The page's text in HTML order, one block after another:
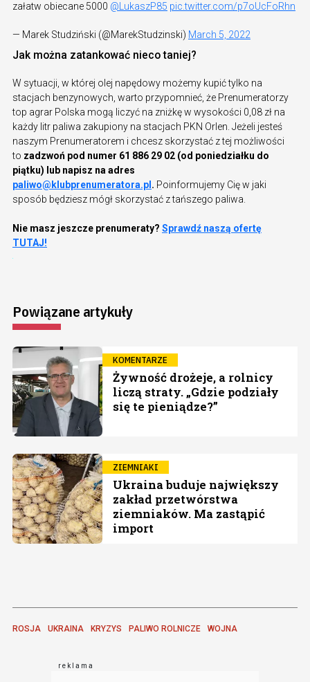
załatw obiecane 5000 @LukaszP85 pic.twitter.com/p7oUcFoRhn
— Marek Studziński (@MarekStudzinski) March 5, 2022
Jak można zatankować nieco taniej?
W sytuacji, w której olej napędowy możemy kupić tylko na
stacjach benzynowych, warto przypomnieć, że Prenumeratorzy
top agrar Polska mogą liczyć na zniżkę w wysokości 0,08 zł na
każdy litr paliwa zakupiony na stacjach PKN Orlen. Jeżeli jesteś
naszym Prenumeratorem i chcesz skorzystać z tej możliwości
to zadzwoń pod numer 61 886 29 02 (od poniedziałku do
piątku) lub napisz na adres
paliwo@klubprenumeratora.pl . Poinformujemy Cię w jaki
sposób będziesz mógł skorzystać z tańszego paliwa.
Nie masz jeszcze prenumeraty? Sprawdź naszą ofertę
TUTAJ!
Powiązane artykuły
KOMENTARZE
Żywność drożeje, a rolnicy
liczą straty. „Gdzie podziały
się te pieniądze?”
ZIEMNIAKI
Ukraina buduje największy
zakład przetwórstwa
ziemniaków. Ma zastąpić
import
ROSJA UKRAINA KRYZYS PALIWO ROLNICZE WOJNA